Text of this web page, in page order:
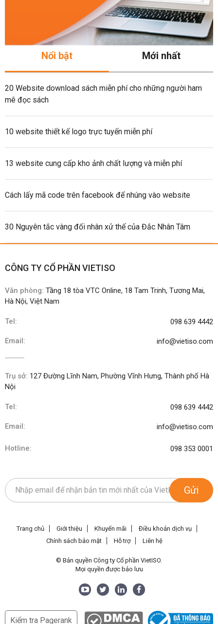
Nổi bật Mới nhất
20 Website download sách miễn phí cho những người ham
mê đọc sách
10 website thiết kế logo trực tuyến miễn phí
13 website cung cấp kho ảnh chất lượng và miễn phí
Cách lấy mã code trên facebook để nhúng vào website
30 Nguyên tắc vàng đối nhân xử thế của Đắc Nhân Tâm
CÔNG TY CỔ PHẦN VIETISO
Văn phòng: Tầng 18 tòa VTC Online, 18 Tam Trinh, Tương Mai,
Hà Nội, Việt Nam
Tel: 098 639 4442
Email: info@vietiso.com
Trụ sở: 127 Đường Lĩnh Nam, Phường Vĩnh Hưng, Thành phố Hà
Nội
Tel: 098 639 4442
Email: info@vietiso.com
Hotline: 098 353 0001
Gửi
Trang chủ Giới thiệu Khuyến mãi
Điều khoản dịch vụ
Chính sách bảo mật
Hỗ trợ Liên hệ
© Bản quyền Công ty Cổ phần VietISO.
Mọi quyền được bảo lưu
Kiểm tra Pagerank